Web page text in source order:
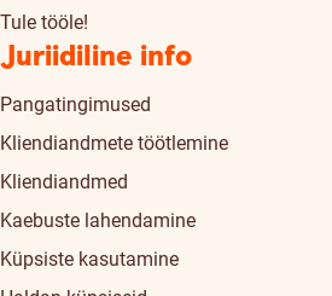
Tule tööle!
Juriidiline info
Pangatingimused
Kliendiandmete töötlemine
Kliendiandmed
Kaebuste lahendamine
Küpsiste kasutamine